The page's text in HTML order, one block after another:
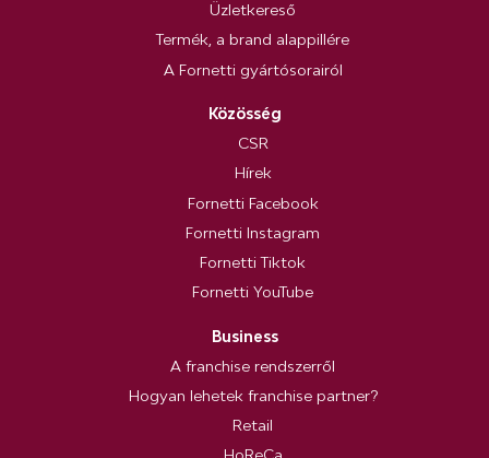
Üzletkereső
Termék, a brand alappillére
A Fornetti gyártósorairól
Közösség
CSR
Hírek
Fornetti Facebook
Fornetti Instagram
Fornetti Tiktok
Fornetti YouTube
Business
A franchise rendszerről
Hogyan lehetek franchise partner?
Retail